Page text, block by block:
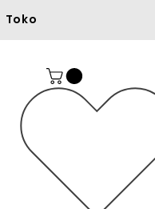
Toko